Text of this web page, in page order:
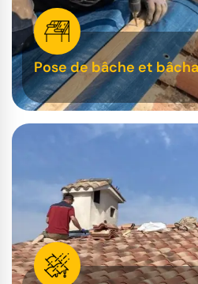
Pose de bâche et